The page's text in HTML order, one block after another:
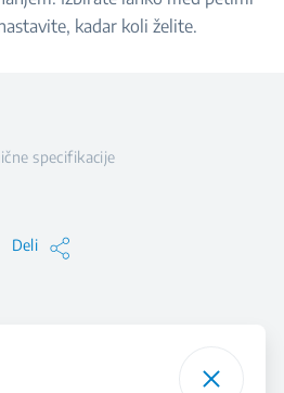
kadar koli želite.
specifikacije
Deli